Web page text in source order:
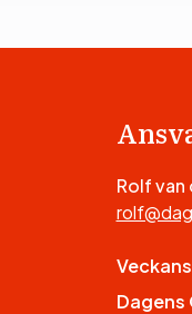
Rolf van
Dagens